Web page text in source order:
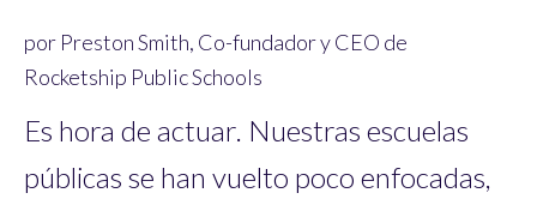
por Preston Smith, Co-fundador y CEO de
Rocketship Public Schools
Es hora de actuar. Nuestras escuelas
públicas se han vuelto poco enfocadas,